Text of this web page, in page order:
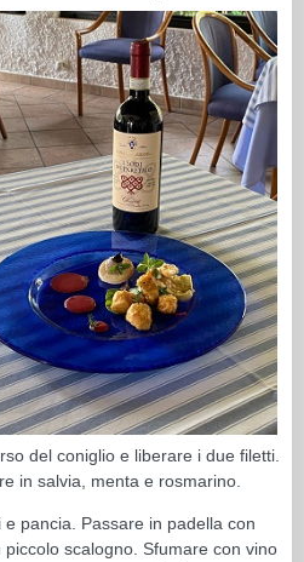
del coniglio e liberare i due filetti.
in salvia, menta e rosmarino.
pancia. Passare in padella con
scalogno. Sfumare con vino